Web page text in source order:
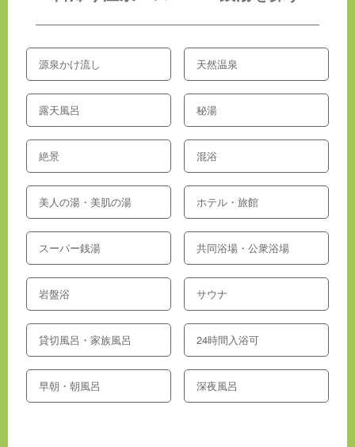
源泉かけ流し 天然温泉
露天風呂 秘湯
絶景 混浴
美人の湯・美肌の湯 ホテル・旅館
スーパー銭湯 共同浴場・公衆浴場
岩盤浴 サウナ
貸切風呂・家族風呂 24時間入浴可
早朝・朝風呂 深夜風呂